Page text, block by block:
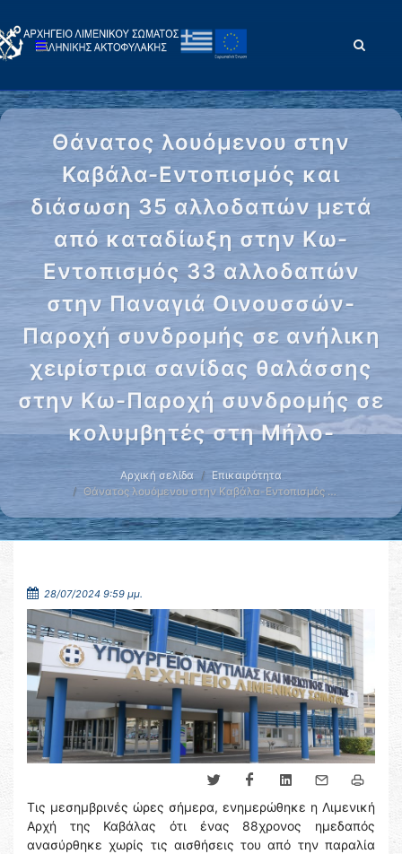
Θάνατος λουόμενου στην
Καβάλα-Εντοπισμός και
διάσωση 35 αλλοδαπών μετά
από καταδίωξη στην Κω-
Εντοπισμός 33 αλλοδαπών
στην Παναγιά Οινουσσών-
Παροχή συνδρομής σε ανήλικη
χειρίστρια σανίδας θαλάσσης
στην Κω-Παροχή συνδρομής σε
κολυμβητές στη Μήλο-
Αρχική σελίδα
Επικαιρότητα
Θάνατος λουόμενου στην Καβάλα-Εντοπισμός …
28/07/2024 9:59 μμ.
Τις μεσημβρινές ώρες σήμερα, ενημερώθηκε η Λιμενική
Αρχή της Καβάλας ότι ένας 88χρονος ημεδαπός
ανασύρθηκε χωρίς τις αισθήσεις του από την παραλία